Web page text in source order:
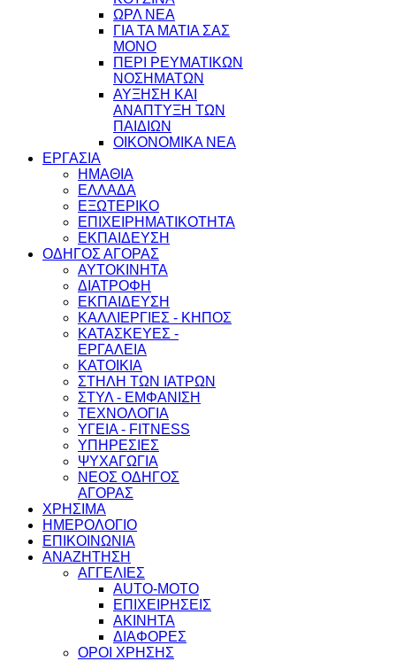
ΩΡΛ ΝEA
ΓΙΑ ΤΑ ΜΑΤΙΑ ΣΑΣ
ΜΟΝΟ
ΠΕΡΙ ΡΕΥΜΑΤΙΚΩΝ
ΝΟΣΗΜΑΤΩΝ
ΑΥΞΗΣΗ ΚΑΙ
ΑΝΑΠΤΥΞΗ ΤΩΝ
ΠΑΙΔΙΩΝ
ΟΙΚΟΝΟΜΙΚΑ ΝΕΑ
ΕΡΓΑΣΙΑ
ΗΜΑΘΙΑ
ΕΛΛΑΔΑ
ΕΞΩΤΕΡΙΚΟ
ΕΠΙΧΕΙΡΗΜΑΤΙΚΟΤΗΤΑ
ΕΚΠΑΙΔΕΥΣΗ
ΟΔΗΓΟΣ ΑΓΟΡΑΣ
ΑΥΤΟΚΙΝΗΤΑ
ΔΙΑΤΡΟΦΗ
ΕΚΠΑΙΔΕΥΣΗ
ΚΑΛΛΙΕΡΓΙΕΣ - ΚΗΠΟΣ
ΚΑΤΑΣΚΕΥΕΣ -
ΕΡΓΑΛΕΙΑ
ΚΑΤΟΙΚΙΑ
ΣΤΗΛΗ ΤΩΝ ΙΑΤΡΩΝ
ΣΤΥΛ - ΕΜΦΑΝΙΣΗ
ΤΕΧΝΟΛΟΓΙΑ
ΥΓΕΙΑ - FITNESS
ΥΠΗΡΕΣΙΕΣ
ΨΥΧΑΓΩΓΙΑ
ΝΕΟΣ ΟΔΗΓΟΣ
ΑΓΟΡΑΣ
ΧΡΗΣΙΜΑ
ΗΜΕΡΟΛΟΓΙΟ
ΕΠΙΚΟΙΝΩΝΙΑ
ΑΝΑΖΗΤΗΣΗ
ΑΓΓΕΛΙΕΣ
AUTO-MOTO
ΕΠΙΧΕΙΡΗΣΕΙΣ
ΑΚΙΝΗΤΑ
ΔΙΑΦΟΡΕΣ
ΟΡΟΙ ΧΡΗΣΗΣ